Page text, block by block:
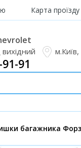
Карта проїзду
91
багажника